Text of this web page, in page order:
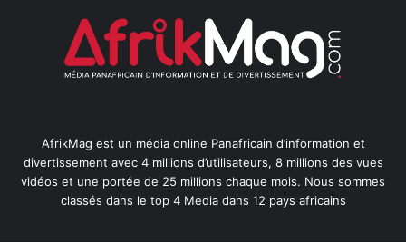
AfrikMag est un média online Panafricain d’information et
divertissement avec 4 millions d’utilisateurs, 8 millions des vues
vidéos et une portée de 25 millions chaque mois. Nous sommes
classés dans le top 4 Media dans 12 pays africains